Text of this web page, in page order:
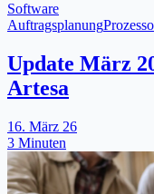
Software
Auftragsplanung
Update März
Artesa
16. März 26
3 Minuten